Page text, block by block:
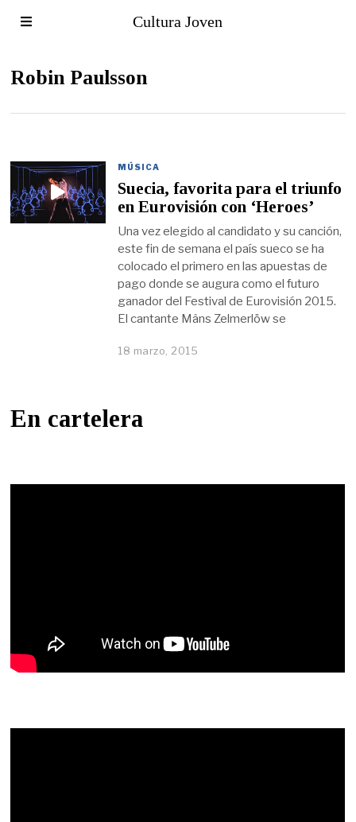
Cultura Joven
Robin Paulsson
MÚSICA
Suecia, favorita para el triunfo
en Eurovisión con ‘Heroes’
Una vez elegido al candidato y su canción,
este fin de semana el país sueco se ha
colocado el primero en las apuestas de
pago donde se augura como el futuro
ganador del Festival de Eurovisión 2015.
El cantante Mâns Zelmerlöw se
18 marzo, 2015
En cartelera